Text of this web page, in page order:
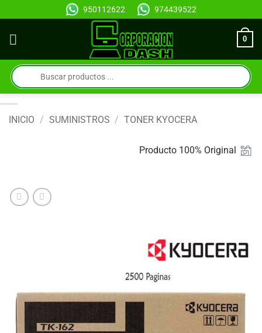
al
contenido
950112622 974439522
0
Búsqueda
de
productos
INICIO / SUMINISTROS / TONER KYOCERA
Producto 100% Original